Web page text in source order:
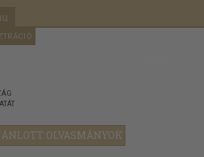
OLVASMÁNYOK